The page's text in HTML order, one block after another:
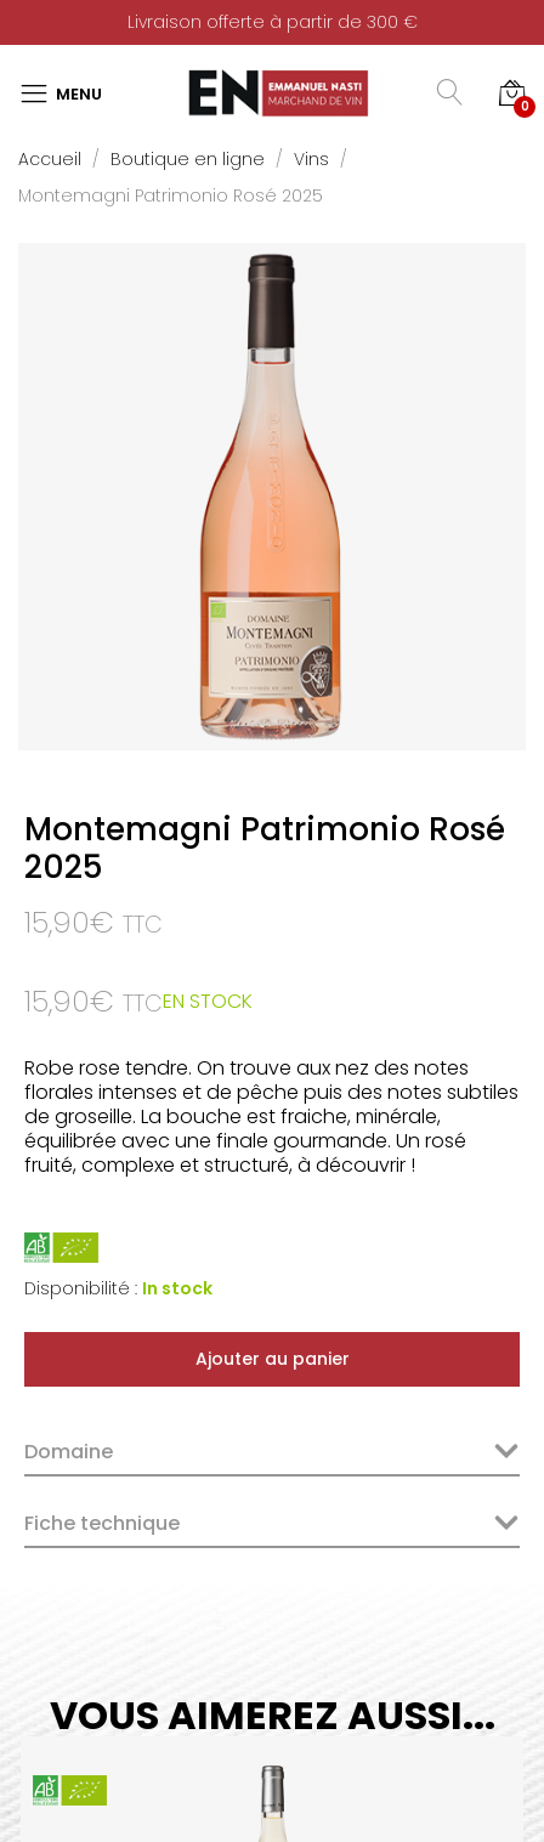
Livraison offerte à partir de 300 €
0
Accueil Boutique en ligne
Vins
Montemagni Patrimonio Rosé 2025
Montemagni Patrimonio Rosé
2025
15,90€ TTC
15,90€ TTCEN STOCK
Robe rose tendre. On trouve aux nez des notes
florales intenses et de pêche puis des notes subtiles
de groseille. La bouche est fraiche, minérale,
équilibrée avec une finale gourmande. Un rosé
fruité, complexe et structuré, à découvrir !
Disponibilité : In stock
Ajouter au panier
Domaine
Fiche technique
VOUS AIMEREZ AUSSI...